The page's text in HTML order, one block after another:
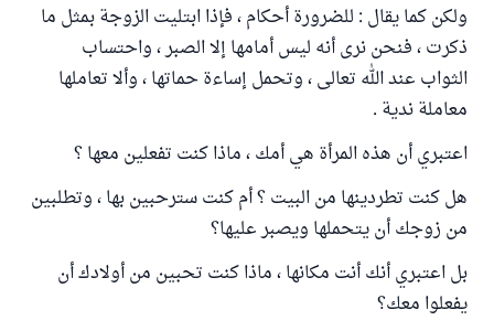
ولكن كما يقال : للضرورة أحكام ، فإذا ابتليت الزوجة بمثل ما
ذكرت ، فنحن نرى أنه ليس أمامها إلا الصبر ، واحتساب
الثواب عند الله تعالى ، وتحمل إساءة حماتها ، وألا تعاملها
معاملة ندية .
اعتبري أن هذه المرأة هي أمك ، ماذا كنت تفعلين معها ؟
هل كنت تطردينها من البيت ؟ أم كنت سترحبين بها ، وتطلبين
من زوجك أن يتحملها ويصبر عليها؟
بل اعتبري أنك أنت مكانها ، ماذا كنت تحبين من أولادك أن
يفعلوا معك؟